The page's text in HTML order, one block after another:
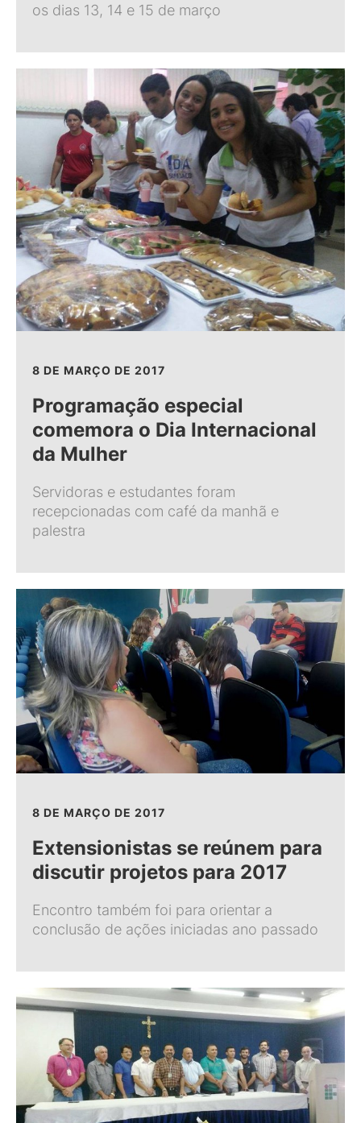
os dias 13, 14 e 15 de março
8 DE MARÇO DE 2017
Programação especial
comemora o Dia Internacional
da Mulher
Servidoras e estudantes foram
recepcionadas com café da manhã e
palestra
8 DE MARÇO DE 2017
Extensionistas se reúnem para
discutir projetos para 2017
Encontro também foi para orientar a
conclusão de ações iniciadas ano passado